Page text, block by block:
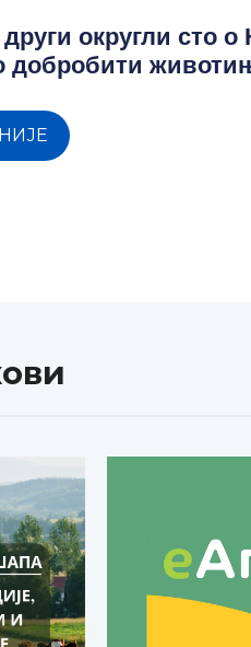
округли сто о
добробити